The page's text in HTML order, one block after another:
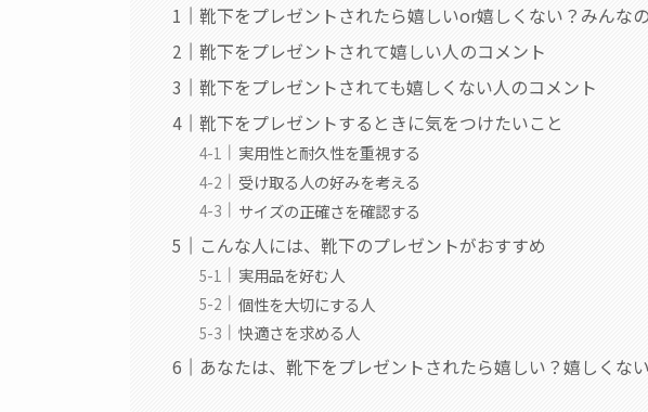
靴下をプレゼントされたら嬉しいor嬉しくない？みんな
靴下をプレゼントされて嬉しい人のコメント
靴下をプレゼントされても嬉しくない人のコメント
靴下をプレゼントするときに気をつけたいこと
実用性と耐久性を重視する
受け取る人の好みを考える
サイズの正確さを確認する
こんな人には、靴下のプレゼントがおすすめ
実用品を好む人
個性を大切にする人
快適さを求める人
あなたは、靴下をプレゼントされたら嬉しい？嬉しくな